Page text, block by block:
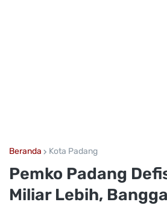
Beranda Kota Padang
Pemko Padang
Miliar Lebih,